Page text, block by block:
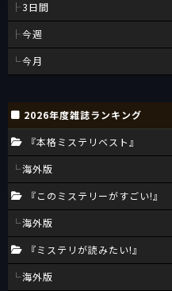
3日間
今週
今月
2026年度雑誌ランキング
『本格ミステリベスト』
海外版
『このミステリーがすごい!』
海外版
『ミステリが読みたい!』
海外版